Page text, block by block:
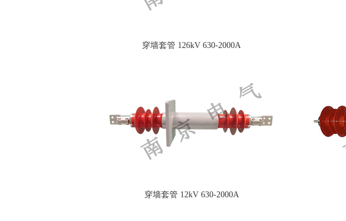
穿墙套管 126kV 630-2000A
穿墙套管 12kV 630-2000A